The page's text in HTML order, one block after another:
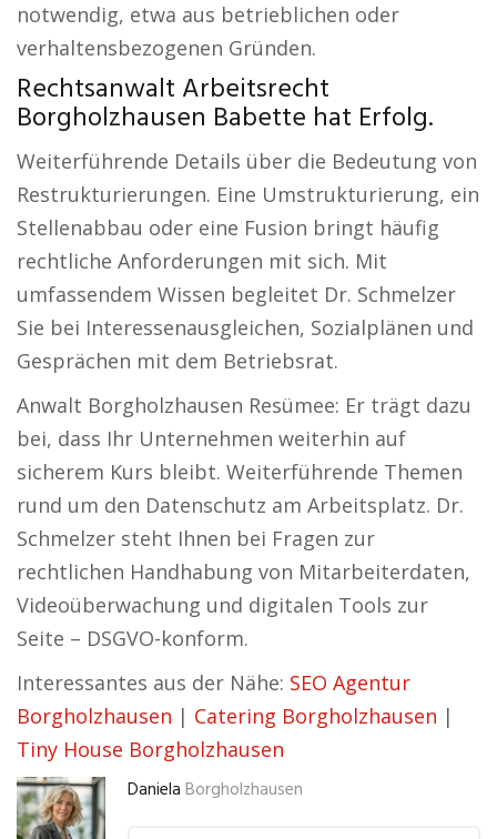
notwendig, etwa aus betrieblichen oder
verhaltensbezogenen Gründen.
Rechtsanwalt Arbeitsrecht
Borgholzhausen Babette hat Erfolg.
Weiterführende Details über die Bedeutung von
Restrukturierungen. Eine Umstrukturierung, ein
Stellenabbau oder eine Fusion bringt häufig
rechtliche Anforderungen mit sich. Mit
umfassendem Wissen begleitet Dr. Schmelzer
Sie bei Interessenausgleichen, Sozialplänen und
Gesprächen mit dem Betriebsrat.
Anwalt Borgholzhausen Resümee: Er trägt dazu
bei, dass Ihr Unternehmen weiterhin auf
sicherem Kurs bleibt. Weiterführende Themen
rund um den Datenschutz am Arbeitsplatz. Dr.
Schmelzer steht Ihnen bei Fragen zur
rechtlichen Handhabung von Mitarbeiterdaten,
Videoüberwachung und digitalen Tools zur
Seite – DSGVO-konform.
Interessantes aus der Nähe: SEO Agentur
Borgholzhausen | Catering Borgholzhausen |
Tiny House Borgholzhausen
Daniela Borgholzhausen